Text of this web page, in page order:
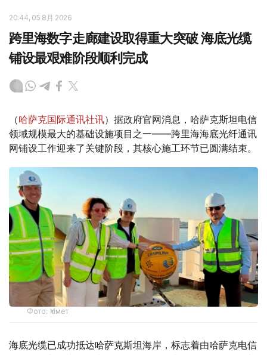
20:44, 05 8月 2026
跨里海数字走廊建设取得重大突破 海底光缆
铺设最艰难阶段顺利完成
（哈萨克国际通讯社讯）据政府官网消息，哈萨克斯坦电信
领域规模最大的基础设施项目之一——跨里海海底光纤通讯
网铺设工作迎来了关键阶段，其核心施工环节已圆满结束。
Фото: Үкімет
海底光缆已成功抵达哈萨克斯坦海岸，标志着由哈萨克电信